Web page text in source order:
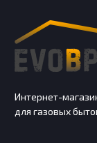
Интернет-
для газовых